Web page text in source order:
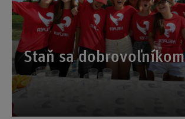
Staň sa dobrovoľníkom